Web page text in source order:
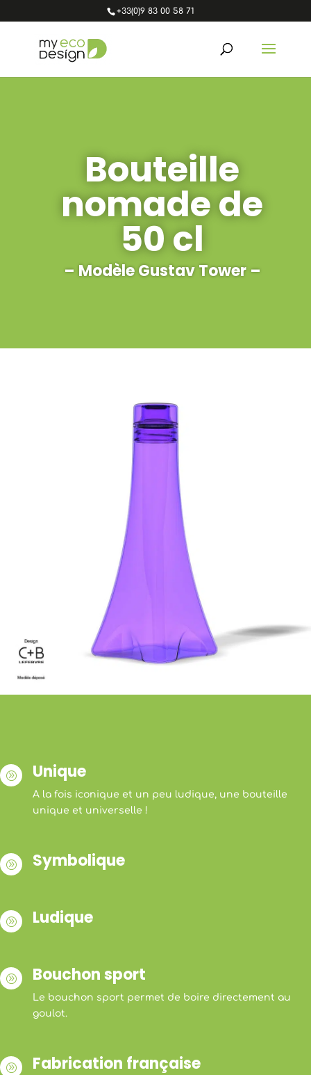
+33(0)9 83 00 58 71
Bouteille
nomade de
50 cl
– Modèle Gustav Tower –
A Unique
A la fois iconique et un peu ludique, une bouteille
unique et universelle !
A Symbolique
A Ludique
A Bouchon sport
Le bouchon sport permet de boire directement au
goulot.
A Fabrication française